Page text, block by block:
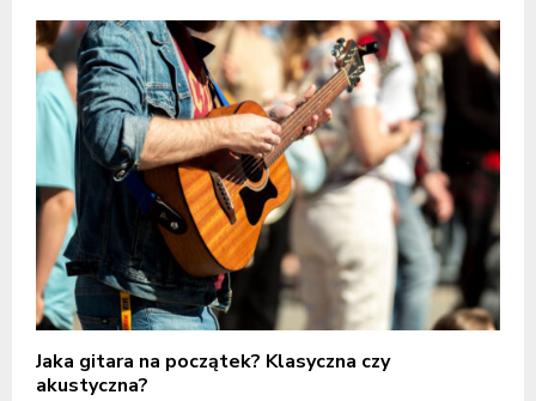
Jaka gitara na początek? Klasyczna czy
akustyczna?